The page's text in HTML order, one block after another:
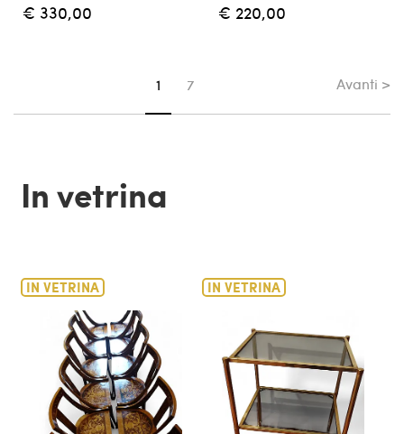
€ 330,00 € 220,00
Sei su pagina
1 7 Avanti >
In vetrina
IN VETRINA IN VETRINA